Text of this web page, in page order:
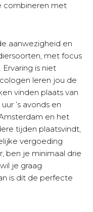
combineren met
aanwezigheid en
met focus
is niet
leren jou de
vinden plaats van
’s avonds en
en het
tijden plaatsvindt,
vergoeding
ben je minimaal drie
je graag
is dit de perfecte